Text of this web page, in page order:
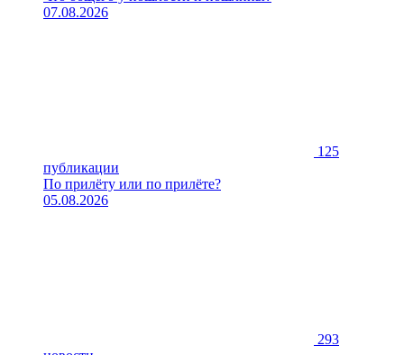
07.08.2026
125
публикации
По прилёту или по прилёте?
05.08.2026
293